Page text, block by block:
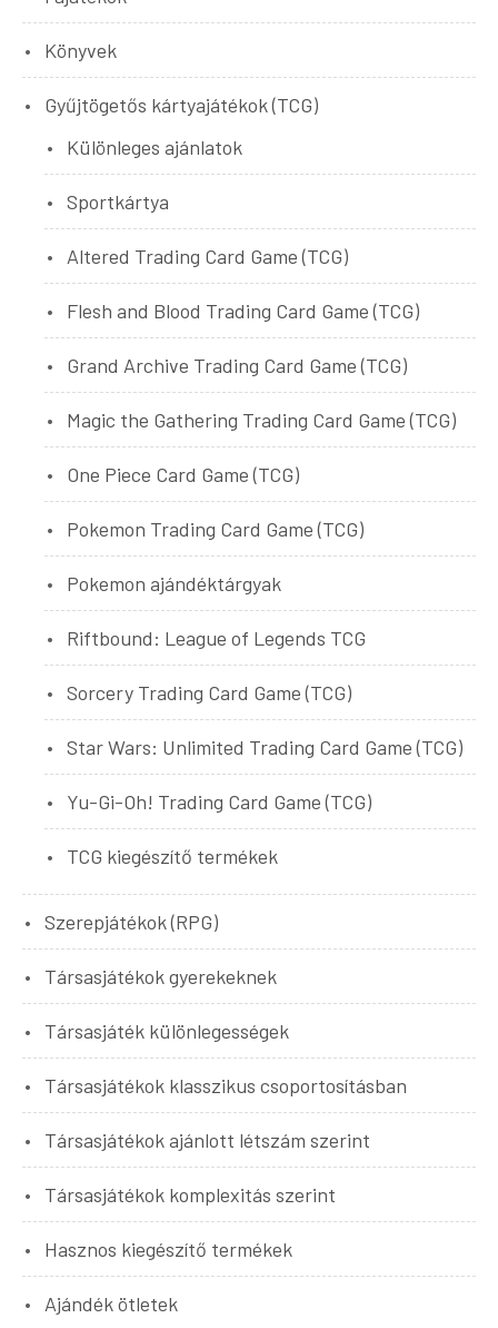
Könyvek
Gyűjtögetős kártyajátékok (TCG)
Különleges ajánlatok
Sportkártya
Altered Trading Card Game (TCG)
Flesh and Blood Trading Card Game (TCG)
Grand Archive Trading Card Game (TCG)
Magic the Gathering Trading Card Game (TCG)
One Piece Card Game (TCG)
Pokemon Trading Card Game (TCG)
Pokemon ajándéktárgyak
Riftbound: League of Legends TCG
Sorcery Trading Card Game (TCG)
Star Wars: Unlimited Trading Card Game (TCG)
Yu-Gi-Oh! Trading Card Game (TCG)
TCG kiegészítő termékek
Szerepjátékok (RPG)
Társasjátékok gyerekeknek
Társasjáték különlegességek
Társasjátékok klasszikus csoportosításban
Társasjátékok ajánlott létszám szerint
Társasjátékok komplexitás szerint
Hasznos kiegészítő termékek
Ajándék ötletek